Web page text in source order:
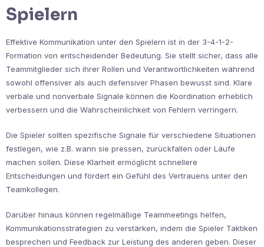
Spielern
Effektive Kommunikation unter den Spielern ist in der 3-4-1-2-
Formation von entscheidender Bedeutung. Sie stellt sicher, dass alle
Teammitglieder sich ihrer Rollen und Verantwortlichkeiten während
sowohl offensiver als auch defensiver Phasen bewusst sind. Klare
verbale und nonverbale Signale können die Koordination erheblich
verbessern und die Wahrscheinlichkeit von Fehlern verringern.
Die Spieler sollten spezifische Signale für verschiedene Situationen
festlegen, wie z.B. wann sie pressen, zurückfallen oder Läufe
machen sollen. Diese Klarheit ermöglicht schnellere
Entscheidungen und fördert ein Gefühl des Vertrauens unter den
Teamkollegen.
Darüber hinaus können regelmäßige Teammeetings helfen,
Kommunikationsstrategien zu verstärken, indem die Spieler Taktiken
besprechen und Feedback zur Leistung des anderen geben. Dieser